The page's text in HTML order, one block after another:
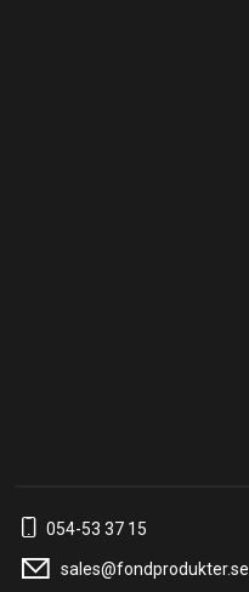
054-53 37 15
sales@fondprodukter.se